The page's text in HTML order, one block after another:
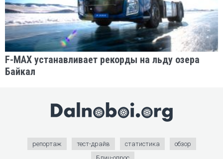
F-MAX устанавливает рекорды на льду озера
Байкал
репортаж тест-драйв статистика
обзор